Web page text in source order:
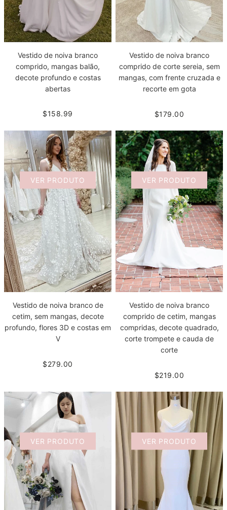
Vestido de noiva branco
comprido, mangas balão,
decote profundo e costas
abertas
$158.99
Vestido de noiva branco
comprido de corte sereia, sem
mangas, com frente cruzada e
recorte em gota
$179.00
VER PRODUTO
Vestido de noiva branco de
cetim, sem mangas, decote
profundo, flores 3D e costas em
V
$279.00
VER PRODUTO
Vestido de noiva branco
comprido de cetim, mangas
compridas, decote quadrado,
corte trompete e cauda de
corte
$219.00
VER PRODUTO VER PRODUTO